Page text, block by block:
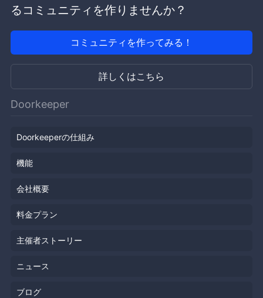
るコミュニティを作りませんか？
コミュニティを作ってみる！
詳しくはこちら
Doorkeeper
Doorkeeperの仕組み
機能
会社概要
料金プラン
主催者ストーリー
ニュース
ブログ